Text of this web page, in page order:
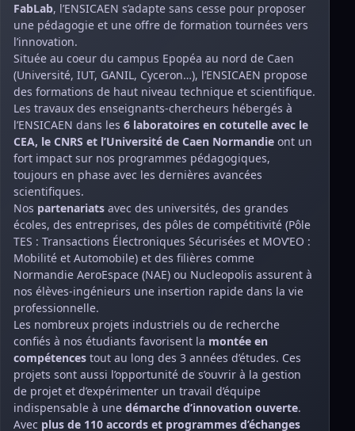
FabLab, l’ENSICAEN s’adapte sans cesse pour proposer
une pédagogie et une offre de formation tournées vers
l’innovation.
Située au coeur du campus Epopéa au nord de Caen
(Université, IUT, GANIL, Cyceron…), l’ENSICAEN propose
des formations de haut niveau technique et scientifique.
Les travaux des enseignants-chercheurs hébergés à
l’ENSICAEN dans les 6 laboratoires en cotutelle avec le
CEA, le CNRS et l’Université de Caen Normandie ont un
fort impact sur nos programmes pédagogiques,
toujours en phase avec les dernières avancées
scientifiques.
Nos partenariats avec des universités, des grandes
écoles, des entreprises, des pôles de compétitivité (Pôle
TES : Transactions Électroniques Sécurisées et MOV’EO :
Mobilité et Automobile) et des filières comme
Normandie AeroEspace (NAE) ou Nucleopolis assurent à
nos élèves-ingénieurs une insertion rapide dans la vie
professionnelle.
Les nombreux projets industriels ou de recherche
confiés à nos étudiants favorisent la montée en
compétences tout au long des 3 années d’études. Ces
projets sont aussi l’opportunité de s’ouvrir à la gestion
de projet et d’expérimenter un travail d’équipe
indispensable à une démarche d’innovation ouverte.
Avec plus de 110 accords et programmes d’échanges